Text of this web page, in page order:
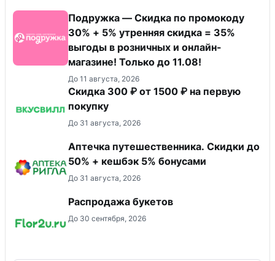
Подружка — Скидка по промокоду
30% + 5% утренняя скидка = 35%
выгоды в розничных и онлайн-
магазине! Только до 11.08!
До 11 августа, 2026
Скидка 300 ₽ от 1500 ₽ на первую
покупку
До 31 августа, 2026
Аптечка путешественника. Скидки до
50% + кешбэк 5% бонусами
До 31 августа, 2026
Распродажа букетов
До 30 сентября, 2026